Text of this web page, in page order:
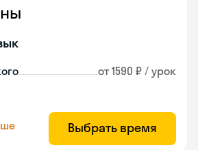
от 1590 ₽ / урок
Выбрать время